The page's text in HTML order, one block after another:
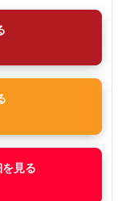
見る